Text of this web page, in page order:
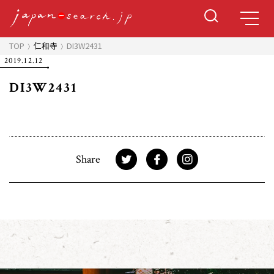
TOP 仁和寺 DI3W2431
2019.12.12
DI3W2431
Share